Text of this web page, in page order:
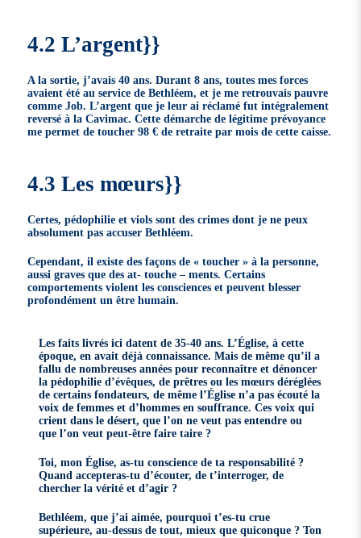
4.2 L’argent}}
A la sortie, j’avais 40 ans. Durant 8 ans, toutes mes forces
avaient été au service de Bethléem, et je me retrouvais pauvre
comme Job. L’argent que je leur ai réclamé fut intégralement
reversé à la Cavimac. Cette démarche de légitime prévoyance
me permet de toucher 98 € de retraite par mois de cette caisse.
4.3 Les mœurs}}
Certes, pédophilie et viols sont des crimes dont je ne peux
absolument pas accuser Bethléem.
Cependant, il existe des façons de « toucher » à la personne,
aussi graves que des at- touche – ments. Certains
comportements violent les consciences et peuvent blesser
profondément un être humain.
Les faits livrés ici datent de 35-40 ans. L’Église, à cette
époque, en avait déjà connaissance. Mais de même qu’il a
fallu de nombreuses années pour reconnaître et dénoncer
la pédophilie d’évêques, de prêtres ou les mœurs déréglées
de certains fondateurs, de même l’Église n’a pas écouté la
voix de femmes et d’hommes en souffrance. Ces voix qui
crient dans le désert, que l’on ne veut pas entendre ou
que l’on veut peut-être faire taire ?
Toi, mon Église, as-tu conscience de ta responsabilité ?
Quand accepteras-tu d’écouter, de t’interroger, de
chercher la vérité et d’agir ?
Bethléem, que j’ai aimée, pourquoi t’es-tu crue
supérieure, au-dessus de tout, mieux que quiconque ? Ton